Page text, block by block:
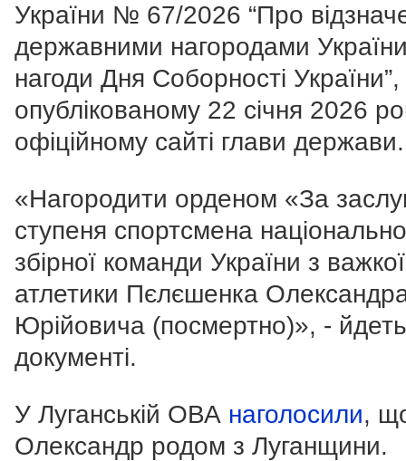
України № 67/2026 “Про
державними нагородами
нагоди Дня Соборності України”,
опублікованому 22 січня 2026
офіційному сайті глави держави.
«Нагородити орденом «За
ступеня спортсмена
збірної команди України з важкої
атлетики Пєлєшенка
Юрійовича (посмертно)», -
документі.
У Луганській ОВА наголосили,
Олександр родом з Луганщини.